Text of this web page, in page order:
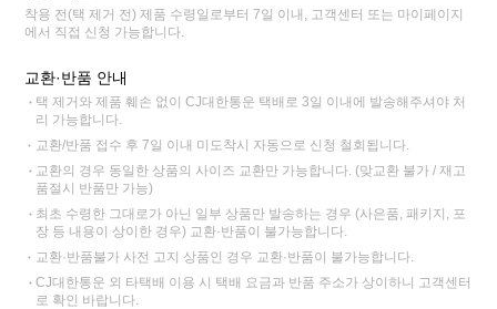
착용 전(택 제거 전) 제품 수령일로부터 7일 이내, 고객센터 또는 마이페이지
에서 직접 신청 가능합니다.
교환·반품 안내
택 제거와 제품 훼손 없이 CJ대한통운 택배로 3일 이내에 발송해주셔야 처
리 가능합니다.
교환/반품 접수 후 7일 이내 미도착시 자동으로 신청 철회됩니다.
교환의 경우 동일한 상품의 사이즈 교환만 가능합니다. (맞교환 불가 / 재고
품절시 반품만 가능)
최초 수령한 그대로가 아닌 일부 상품만 발송하는 경우 (사은품, 패키지, 포
장 등 내용이 상이한 경우) 교환·반품이 불가능합니다.
교환·반품불가 사전 고지 상품인 경우 교환·반품이 불가능합니다.
CJ대한통운 외 타택배 이용 시 택배 요금과 반품 주소가 상이하니 고객센터
로 확인 바랍니다.